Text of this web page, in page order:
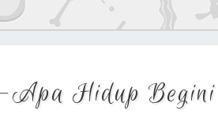
Hidup Begini